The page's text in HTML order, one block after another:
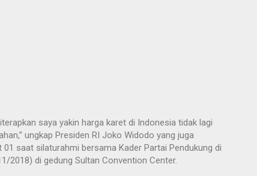
saya yakin harga karet di Indonesia tidak lagi
ungkap Presiden RI Joko Widodo yang juga
saat silaturahmi bersama Kader Partai Pendukung di
2018) di gedung Sultan Convention Center.